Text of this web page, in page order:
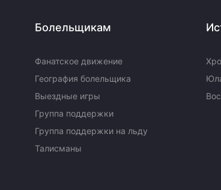
Болельщикам
Фанатское движение
География болельщика
Выездные игры
Группа поддержки
Группа поддержки на льду
Талисманы